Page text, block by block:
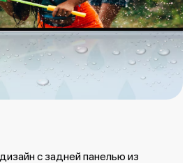
с задней панелью из